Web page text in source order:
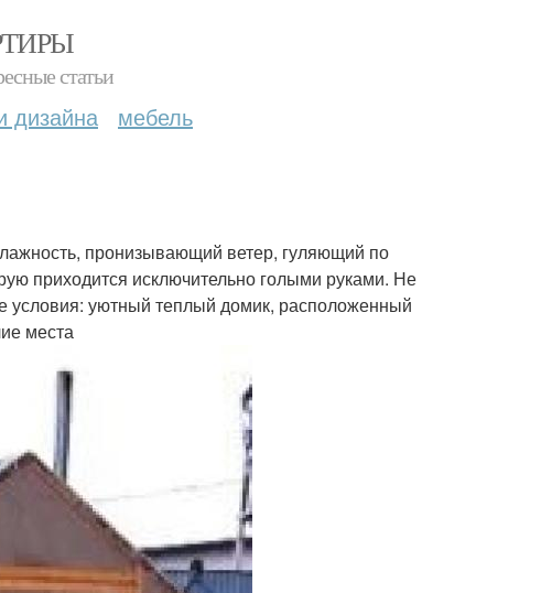
статьи
дизайна мебель
пронизывающий ветер, гуляющий по
приходится исключительно голыми руками. Не
уютный теплый домик, расположенный
места